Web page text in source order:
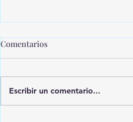
Comentarios
Escribir un comentario...